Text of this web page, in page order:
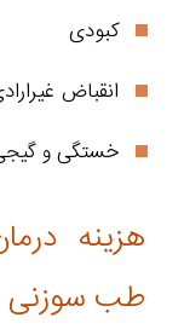
کبودی
انقباض
خستگی و
هزینه
طب سوزنی